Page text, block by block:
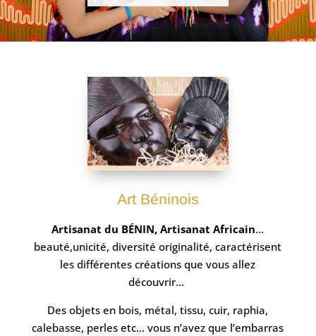
Art Béninois
Artisanat du BÉNIN, Artisanat Africain…
beauté,unicité, diversité originalité, caractérisent
les différentes créations que vous allez
découvrir…
Des objets en bois, métal, tissu, cuir, raphia,
calebasse, perles etc… vous n’avez que l’embarras